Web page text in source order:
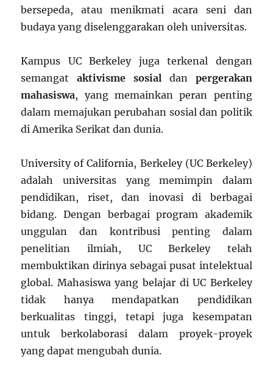
bersepeda, atau menikmati acara seni dan
budaya yang diselenggarakan oleh universitas.
Kampus UC Berkeley juga terkenal dengan
semangataktivisme sosial dan pergerakan
mahasiswa, yang memainkan peran penting
dalam memajukan perubahan sosial dan politik
di Amerika Serikat dan dunia.
University of California, Berkeley (UC Berkeley)
adalah universitas yang memimpin dalam
pendidikan, riset, dan inovasi di berbagai
bidang. Dengan berbagai program akademik
unggulan dan kontribusi penting dalam
penelitian ilmiah, UC Berkeley telah
membuktikan dirinya sebagai pusat intelektual
global. Mahasiswa yang belajar di UC Berkeley
tidak hanya mendapatkan pendidikan
berkualitas tinggi, tetapi juga kesempatan
untuk berkolaborasi dalam proyek-proyek
yang dapat mengubah dunia.